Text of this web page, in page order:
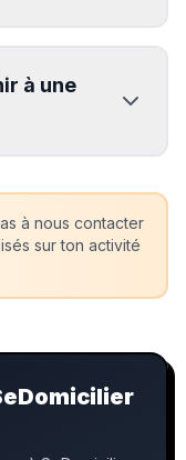
à une
à nous contacter
sur ton activité